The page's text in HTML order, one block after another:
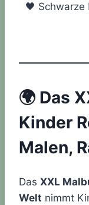
🖤 Schwarze
🌍 Das
Kinder
Malen,
Das XXL
Welt nimmt